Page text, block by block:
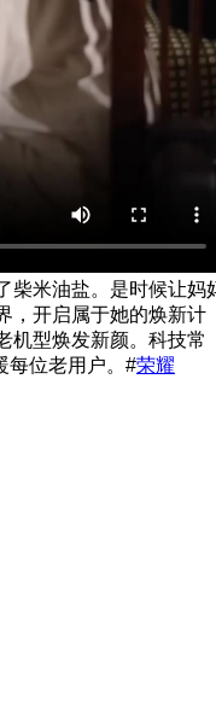
柴米油盐。是时候让妈
，开启属于她的焕新计
机型焕发新颜。科技常
每位老用户。#荣耀